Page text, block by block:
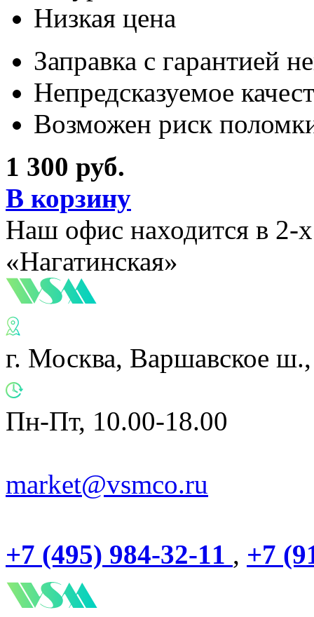
Низкая цена
Заправка с гарантией
Непредсказуемое
Возможен риск
1 300 руб.
В корзину
Наш офис находится в 2-
«Нагатинская»
г. Москва, Варшавское
Пн-Пт, 10.00-18.00
market@vsmco.ru
+7 (495) 984-32-11 , +7